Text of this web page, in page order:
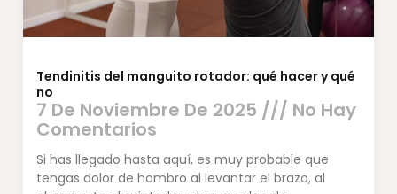
Tendinitis del manguito rotador: qué hacer y qué
no
7 De Noviembre De 2025 No Hay
Comentarios
Si has llegado hasta aquí, es muy probable que
tengas dolor de hombro al levantar el brazo, al